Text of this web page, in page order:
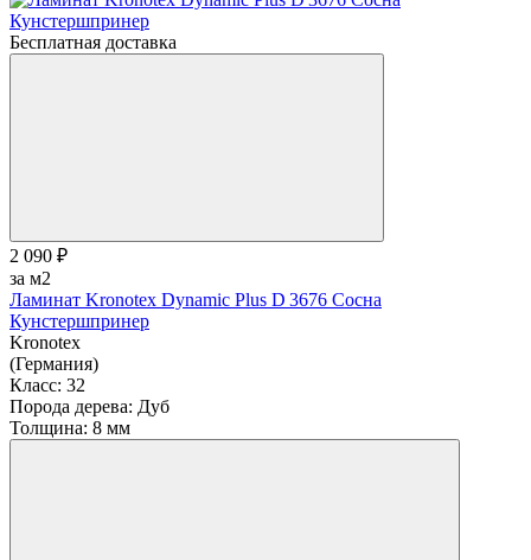
Бесплатная доставка
2 090 ₽
за м2
Ламинат Kronotex Dynamic Plus D 3676 Сосна
Кунстершпринер
Kronotex
(Германия)
Класс: 32
Порода дерева: Дуб
Толщина: 8 мм